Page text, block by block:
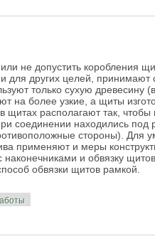
не допустить коробления
и для других целей,
только сухую древесину
на более узкие, а щиты
щитах располагают так, чтобы
соединении находились под
стороны). Для
применяют и меры
и обвязку
обвязки щитов рамкой.